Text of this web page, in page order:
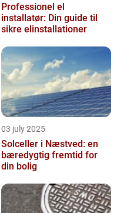
Professionel el
installatør: Din guide til
sikre elinstallationer
03 july 2025
Solceller i Næstved: en
bæredygtig fremtid for
din bolig